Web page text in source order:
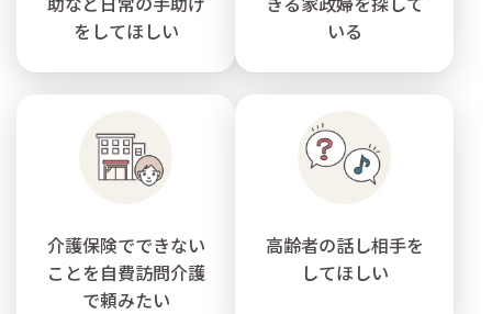
をしてほしい
いる
介護保険でできない
ことを自費訪問介護
で頼みたい
高齢者の話し相手を
してほしい